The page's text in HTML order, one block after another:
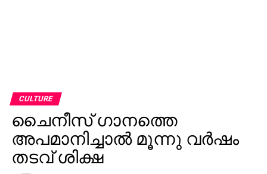
CULTURE
ചൈനീസ് ഗാനത്തെ
അപമാനിച്ചാല്‍ മൂന്നു വര്‍ഷം
തടവ് ശിക്ഷ